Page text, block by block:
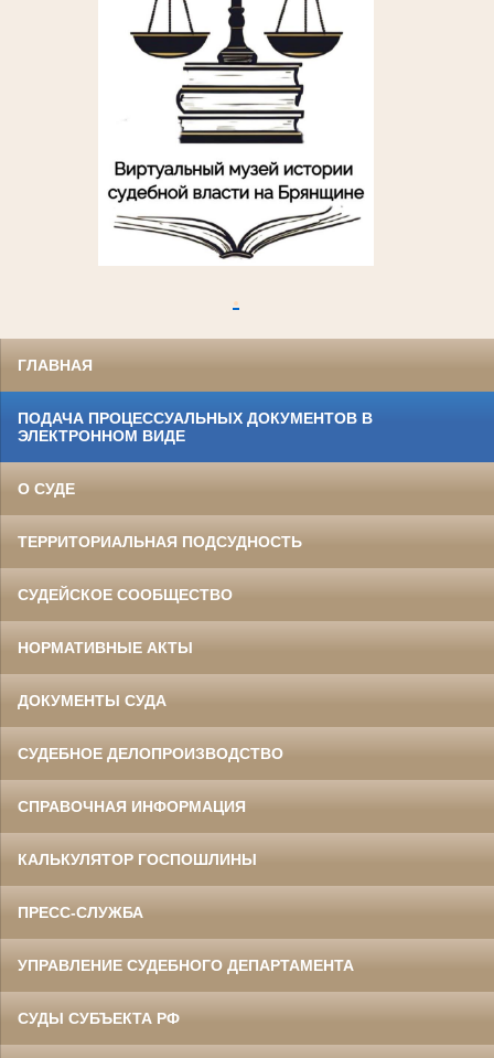
.
ГЛАВНАЯ
ПОДАЧА ПРОЦЕССУАЛЬНЫХ ДОКУМЕНТОВ В
ЭЛЕКТРОННОМ ВИДЕ
О СУДЕ
ТЕРРИТОРИАЛЬНАЯ ПОДСУДНОСТЬ
СУДЕЙСКОЕ СООБЩЕСТВО
НОРМАТИВНЫЕ АКТЫ
ДОКУМЕНТЫ СУДА
СУДЕБНОЕ ДЕЛОПРОИЗВОДСТВО
СПРАВОЧНАЯ ИНФОРМАЦИЯ
КАЛЬКУЛЯТОР ГОСПОШЛИНЫ
ПРЕСС-СЛУЖБА
УПРАВЛЕНИЕ СУДЕБНОГО ДЕПАРТАМЕНТА
СУДЫ СУБЪЕКТА РФ